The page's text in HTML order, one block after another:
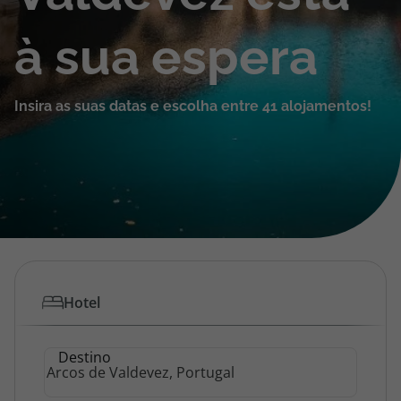
Promoções
Especialistas
Rede de Lojas
Área de Cliente
à sua espera
Insira as suas datas e escolha entre 41 alojamentos!
Hotel
Destino